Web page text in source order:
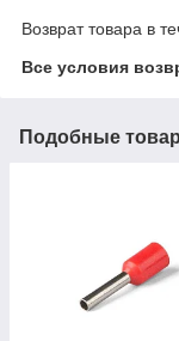
Возврат товара в
Все условия
Подобные